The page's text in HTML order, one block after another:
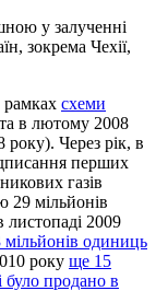
у залученні
зокрема Чехії,
рамках схеми
в лютому 2008
Через рік, в
перших
газів
29 мільйонів
листопаді 2009
одиниць
року ще 15
було продано в